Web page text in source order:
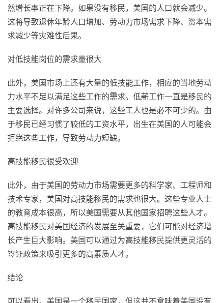
然增长率正在下降。如果没有移民，美国的人口就会减少。
这将导致退休年龄人口增加、劳动力市场需求下降、资本需
求减少等灾难性后果。
对低技能岗位的需求量很大
此外，美国市场上还有大量的低技能工作，相应的当地劳动
力水平不足以满足这些工作的需求。低薪工作一直是移民的
主要选择。对许多公司来说，这些工人也是必不可少的。由
于移民已经习惯了较低的工资水平，出生在美国的人可能会
拒绝这些工作，导致劳动力短缺。
高技能移民很受欢迎
此外，由于美国的劳动力市场需要更多的科学家、工程师和
技术专家，美国对高技能移民的需求也很大。这些专业人士
的教育成本很高，所以美国需要从其他国家招聘这些人才。
高技能移民对美国经济的发展至关重要，它们可能对经济增
长产生巨大影响。美国可以通过为高技能移民提供更灵活的
签证政策来吸引更多的高素质人才。
结论
可以看出，美国是一个移民国家，但这并不意味着美国没有